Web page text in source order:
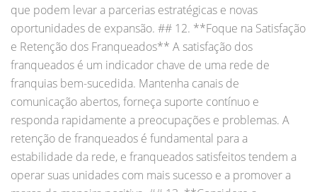
que podem levar a parcerias estratégicas e novas
oportunidades de expansão. ## 12. **Foque na Satisfação
e Retenção dos Franqueados** A satisfação dos
franqueados é um indicador chave de uma rede de
franquias bem-sucedida. Mantenha canais de
comunicação abertos, forneça suporte contínuo e
responda rapidamente a preocupações e problemas. A
retenção de franqueados é fundamental para a
estabilidade da rede, e franqueados satisfeitos tendem a
operar suas unidades com mais sucesso e a promover a